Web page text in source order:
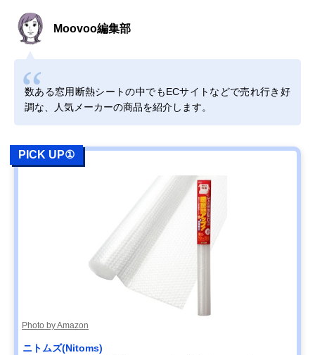
Moovoo編集部
数ある窓用断熱シートの中でもECサイトなどで売れ行き好
調な、人気メーカーの商品を紹介します。
PICK UP①
Photo by Amazon
ニトムズ(Nitoms)